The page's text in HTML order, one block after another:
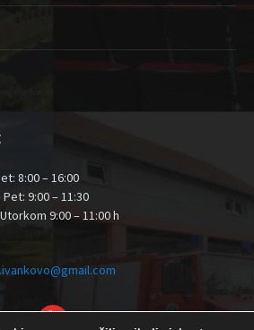
8:00 – 16:00
Pet: 9:00 – 11:30
Utorkom 9:00 – 11:00 h
YouTube